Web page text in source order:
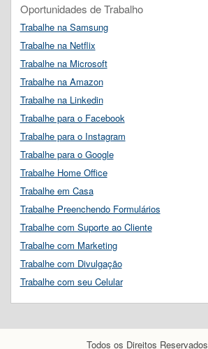
Oportunidades de Trabalho
Trabalhe na Samsung
Trabalhe na Netflix
Trabalhe na Microsoft
Trabalhe na Amazon
Trabalhe na Linkedin
Trabalhe para o Facebook
Trabalhe para o Instagram
Trabalhe para o Google
Trabalhe Home Office
Trabalhe em Casa
Trabalhe Preenchendo Formulários
Trabalhe com Suporte ao Cliente
Trabalhe com Marketing
Trabalhe com Divulgação
Trabalhe com seu Celular
Todos os Direitos Reservados